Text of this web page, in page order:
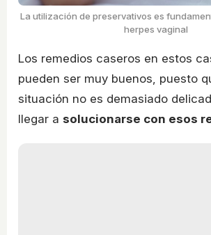
La utilización de preservativos es
herpes vaginal
Los remedios caseros en estos
pueden ser muy buenos, puesto
situación no es demasiado
llegar a solucionarse con esos